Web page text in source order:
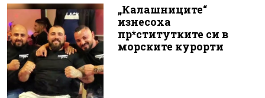
„Калашниците“
изнесоха
пр*ститутките си в
морските курорти